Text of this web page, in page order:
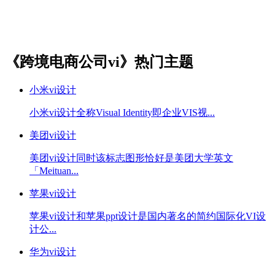
《跨境电商公司vi》热门主题
小米vi设计
小米vi设计全称Visual Identity即企业VIS视...
美团vi设计
美团vi设计同时该标志图形恰好是美团大学英文
「Meituan...
苹果vi设计
苹果vi设计和苹果ppt设计是国内著名的简约国际化VI设
计公...
华为vi设计